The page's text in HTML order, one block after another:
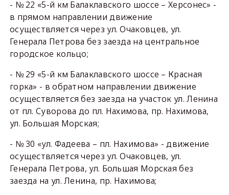
- № 22 «5-й км Балаклавского шоссе – Херсонес» -
в прямом направлении движение
осуществляется через ул. Очаковцев, ул.
Генерала Петрова без заезда на центральное
городское кольцо;
- № 29 «5-й км Балаклавского шоссе – Красная
горка» - в обратном направлении движение
осуществляется без заезда на участок ул. Ленина
от пл. Суворова до пл. Нахимова, пр. Нахимова,
ул. Большая Морская;
- № 30 «ул. Фадеева – пл. Нахимова» - движение
осуществляется через ул. Очаковцев, ул.
Генерала Петрова, ул. Большая Морская без
заезда на ул. Ленина, пр. Нахимова;